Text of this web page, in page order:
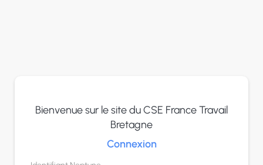
Bienvenue sur le site du CSE France Travail
Bretagne
Connexion